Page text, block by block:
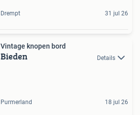
Drempt 31 jul 26
Vintage knopen bord
Bieden Details
Purmerland 18 jul 26